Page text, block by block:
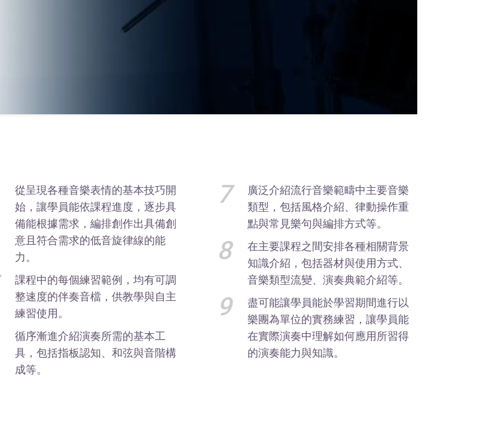
從呈現各種音樂表情的基本技巧開
始，讓學員能依課程進度，逐步具
備能根據需求，編排創作出具備創
意且符合需求的低音旋律線的能
力。
課程中的每個練習範例，均有可調
整速度的伴奏音檔，供教學與自主
練習使用。
循序漸進介紹演奏所需的基本工
具，包括指板認知、和弦與音階構
成等。
7
廣泛介紹流行音樂範疇中主要音樂
類型，包括風格介紹、律動操作重
點與常見樂句與編排方式等。
8
在主要課程之間安排各種相關背景
知識介紹，包括器材與使用方式、
音樂類型流變、演奏典範介紹等。
9
盡可能讓學員能於學習期間進行以
樂團為單位的實務練習，讓學員能
在實際演奏中理解如何應用所習得
的演奏能力與知識。